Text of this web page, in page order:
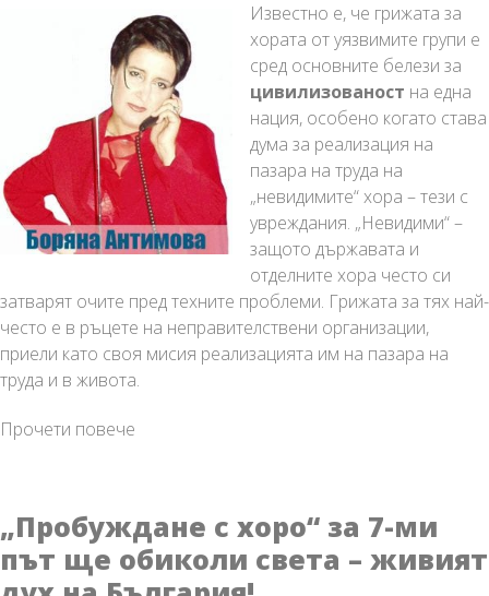
Известно е, че грижата за
хората от уязвимите групи е
сред основните белези за
цивилизованост на една
нация, особено когато става
дума за реализация на
пазара на труда на
„невидимите“ хора – тези с
увреждания. „Невидими“ –
защото държавата и
отделните хора често си
затварят очите пред техните проблеми. Грижата за тях най-
често е в ръцете на неправителствени организации,
приели като своя мисия реализацията им на пазара на
труда и в живота.
Прочети повече
предлага
реална
помощ
„Пробуждане с хоро“ за 7-ми
път ще обиколи света – живият